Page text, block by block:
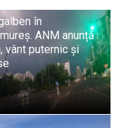
în
ANM anunță
vânt puternic și